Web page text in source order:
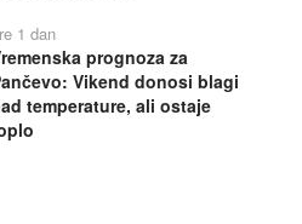
1 dan
prognoza za
Vikend donosi blagi
temperature, ali ostaje